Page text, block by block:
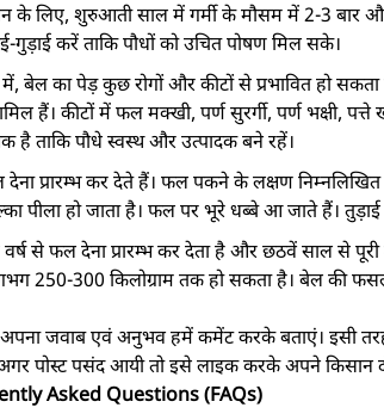
के लिए, शुरुआती साल में गर्मी के मौसम में 2-3 बार
गुड़ाई करें ताकि पौधों को उचित पोषण मिल सके।
बेल का पेड़ कुछ रोगों और कीटों से प्रभावित हो सकता
हैं। कीटों में फल मक्खी, पर्ण सुरर्गी, पर्ण भक्षी,
है ताकि पौधे स्वस्थ और उत्पादक बने रहें।
प्रारम्भ कर देते हैं। फल पकने के लक्षण
पीला हो जाता है। फल पर भूरे धब्बे आ जाते हैं।
वर्ष से फल देना प्रारम्भ कर देता है और छठवें साल से
250-300 किलोग्राम तक हो सकता है। बेल की
जवाब एवं अनुभव हमें कमेंट करके बताएं। इसी
पोस्ट पसंद आयी तो इसे लाइक करके अपने किसान
Asked Questions (FAQs)